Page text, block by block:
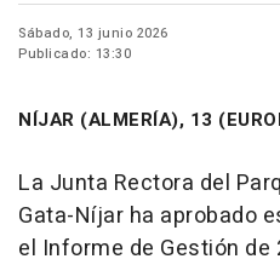
Sábado, 13 junio 2026
Publicado: 13:30
NÍJAR (ALMERÍA), 13
La Junta Rectora del
Gata-Níjar ha aprobado
el Informe de Gestión de